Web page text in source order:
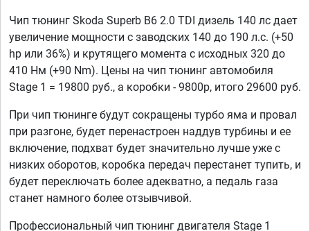
Чип тюнинг Skoda Superb B6 2.0 TDI дизель 140 лс дает
увеличение мощности с заводских 140 до 190 л.с. (+50
hp или 36%) и крутящего момента с исходных 320 до
410 Нм (+90 Nm). Цены на чип тюнинг автомобиля
Stage 1 = 19800 руб., а коробки - 9800р, итого 29600 руб.
При чип тюнинге будут сокращены турбо яма и провал
при разгоне, будет перенастроен наддув турбины и ее
включение, подхват будет значительно лучше уже с
низких оборотов, коробка передач перестанет тупить, и
будет переключать более адекватно, а педаль газа
станет намного более отзывчивой.
Профессиональный чип тюнинг двигателя Stage 1